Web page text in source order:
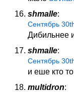
shmalle:
Сентябрь
Дибильнее
shmalle:
Сентябрь
и еше кто
multidron: